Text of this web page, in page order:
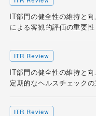
IT部門の健全性の維持と
による客観的評価の重要
ITR Review
IT部門の健全性の維持と
定期的なヘルスチェック
ITR Review